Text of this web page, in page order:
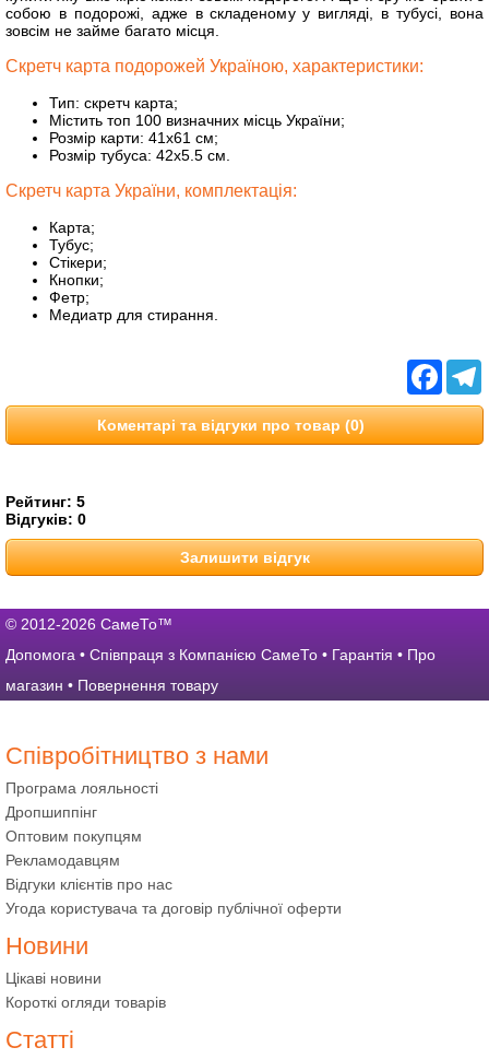
собою в подорожі, адже в складеному у вигляді, в тубусі, вона
зовсім не займе багато місця.
Скретч карта подорожей Україною, характеристики:
Тип: скретч карта;
Містить топ 100 визначних місць України;
Розмір карти: 41х61 см;
Розмір тубуса: 42х5.5 см.
Скретч карта України, комплектація:
Карта;
Тубус;
Стікери;
Кнопки;
Фетр;
Медиатр для стирання.
Коментарі та відгуки про товар (0)
Рейтинг: 5
Відгуків: 0
Залишити відгук
© 2012-2026 СамеТо™
Допомога • Співпраця з Компанією СамеТо • Гарантія • Про
магазин • Повернення товару
Співробітництво з нами
Програма лояльності
Дропшиппінг
Оптовим покупцям
Рекламодавцям
Відгуки клієнтів про нас
Угода користувача та договір публічної оферти
Новини
Цікаві новини
Короткі огляди товарів
Статті